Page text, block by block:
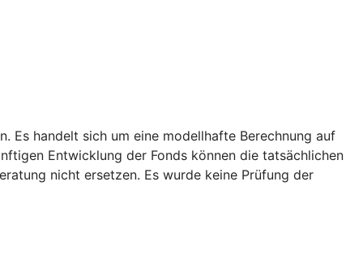
Es handelt sich um eine modellhafte Berechnung auf
Entwicklung der Fonds können die tatsächlichen
nicht ersetzen. Es wurde keine Prüfung der